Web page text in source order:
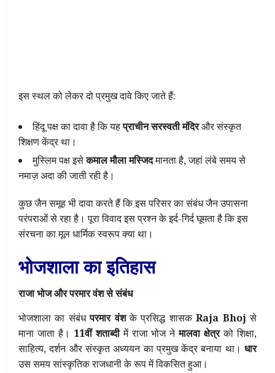
इस स्थल को लेकर दो प्रमुख दावे किए जाते हैं:
हिंदू पक्ष का दावा है कि यहप्राचीन सरस्वती मंदिरऔर संस्कृत
शिक्षण केंद्र था।
मुस्लिम पक्ष इसेकमाल मौला मस्जिदमानता है, जहां लंबे समय से
नमाज़ अदा की जाती रही है।
कुछ जैन समूह भी दावा करते हैं कि इस परिसर का संबंध जैन उपासना
परंपराओं से रहा है। पूरा विवाद इस प्रश्न के इर्द-गिर्द घूमता है कि इस
संरचना का मूल धार्मिक स्वरूप क्या था।
भोजशाला का इतिहास
राजा भोज और परमार वंश से संबंध
भोजशाला का संबंधपरमार वंशके प्रसिद्ध शासकRaja Bhoj से
माना जाता है। 11वीं शताब्दीमें राजा भोज नेमालवा क्षेत्रको शिक्षा,
साहित्य, दर्शन और संस्कृत अध्ययन का प्रमुख केंद्र बनाया था। धार
उस समय सांस्कृतिक राजधानी के रूप में विकसित हुआ।